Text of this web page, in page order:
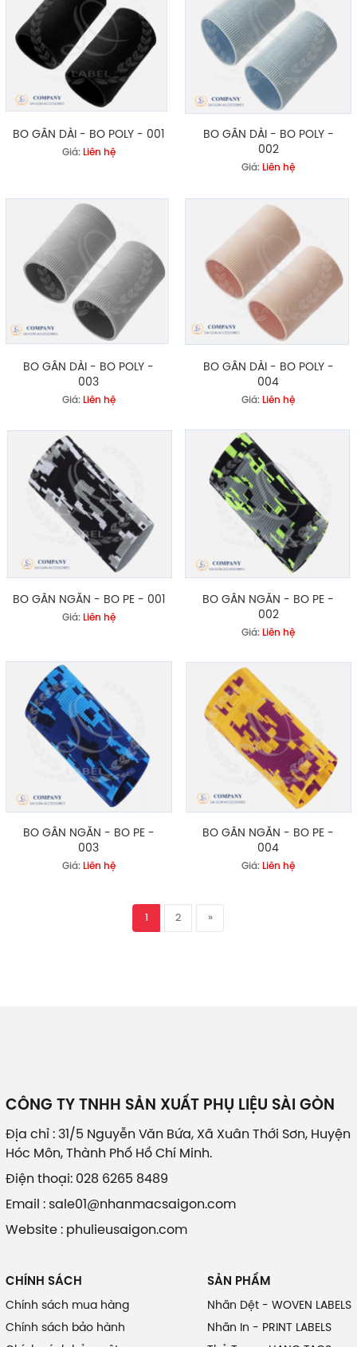
BO GÂN DÀI - BO POLY - 001
Giá: Liên hệ
BO GÂN DÀI - BO POLY -
002
Giá: Liên hệ
BO GÂN DÀI - BO POLY -
003
Giá: Liên hệ
BO GÂN DÀI - BO POLY -
004
Giá: Liên hệ
BO GÂN NGẮN - BO PE - 001
Giá: Liên hệ
BO GÂN NGẮN - BO PE -
002
Giá: Liên hệ
BO GÂN NGẮN - BO PE -
003
Giá: Liên hệ
BO GÂN NGẮN - BO PE -
004
Giá: Liên hệ
1 2 »
CÔNG TY TNHH SẢN XUẤT PHỤ LIỆU SÀI GÒN
Địa chỉ : 31/5 Nguyễn Văn Bứa, Xã Xuân Thới Sơn, Huyện
Hóc Môn, Thành Phố Hồ Chí Minh.
Điện thoại: 028 6265 8489
Email : sale01@nhanmacsaigon.com
Website : phulieusaigon.com
CHÍNH SÁCH
Chính sách mua hàng
Chính sách bảo hành
SẢN PHẨM
Nhãn Dệt - WOVEN LABELS
Nhãn In - PRINT LABELS